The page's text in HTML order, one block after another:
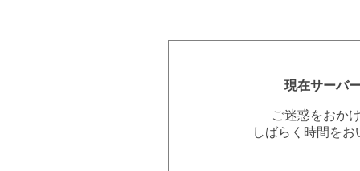
現在サーバ
ご迷惑をおか
しばらく時間を